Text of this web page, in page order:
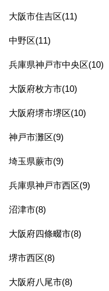
大阪市住吉区(11)
中野区(11)
兵庫県神戸市中央区(10)
大阪府枚方市(10)
大阪府堺市堺区(10)
神戸市灘区(9)
埼玉県蕨市(9)
兵庫県神戸市西区(9)
沼津市(8)
大阪府四條畷市(8)
堺市西区(8)
大阪府八尾市(8)